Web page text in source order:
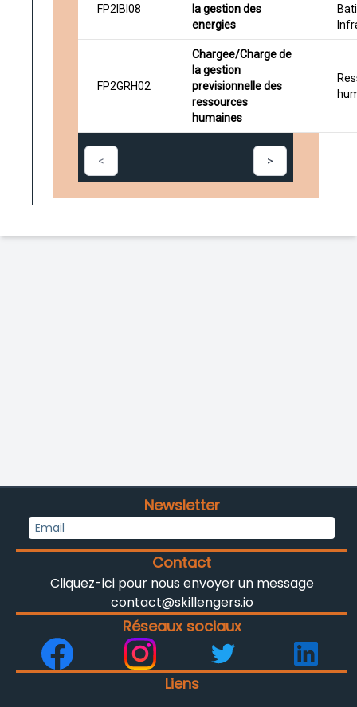
FP2IBI08
la gestion des
energies
FP2GRH02
Chargee/Charge de
la gestion
previsionnelle des
ressources
humaines
< >
Liens
Réseaux sociaux
Contact
Cliquez-ici pour nous envoyer un message
contact@skillengers.io
Newsletter